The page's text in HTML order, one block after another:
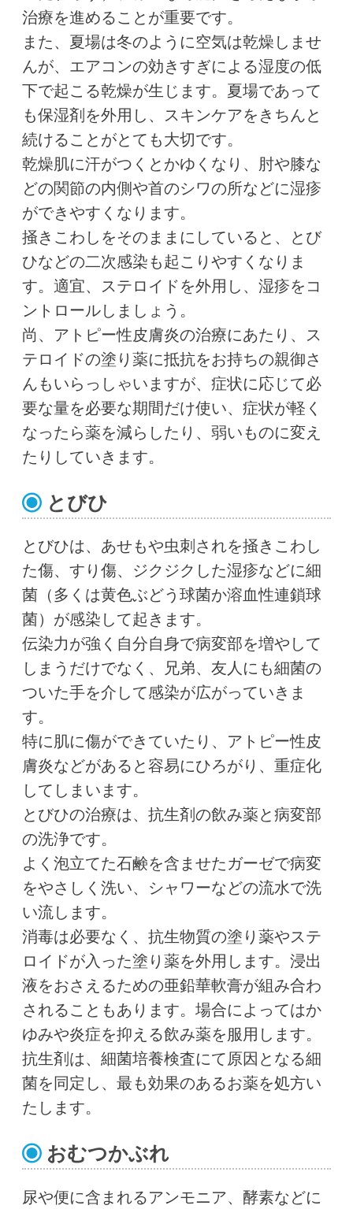
治療を進めることが重要です。
また、夏場は冬のように空気は乾燥しませ
んが、エアコンの効きすぎによる湿度の低
下で起こる乾燥が生じます。夏場であって
も保湿剤を外用し、スキンケアをきちんと
続けることがとても大切です。
乾燥肌に汗がつくとかゆくなり、肘や膝な
どの関節の内側や首のシワの所などに湿疹
ができやすくなります。
掻きこわしをそのままにしていると、とび
ひなどの二次感染も起こりやすくなりま
す。適宜、ステロイドを外用し、湿疹をコ
ントロールしましょう。
尚、アトピー性皮膚炎の治療にあたり、ス
テロイドの塗り薬に抵抗をお持ちの親御さ
んもいらっしゃいますが、症状に応じて必
要な量を必要な期間だけ使い、症状が軽く
なったら薬を減らしたり、弱いものに変え
たりしていきます。
とびひ
とびひは、あせもや虫刺されを掻きこわし
た傷、すり傷、ジクジクした湿疹などに細
菌（多くは黄色ぶどう球菌か溶血性連鎖球
菌）が感染して起きます。
伝染力が強く自分自身で病変部を増やして
しまうだけでなく、兄弟、友人にも細菌の
ついた手を介して感染が広がっていきま
す。
特に肌に傷ができていたり、アトピー性皮
膚炎などがあると容易にひろがり、重症化
してしまいます。
とびひの治療は、抗生剤の飲み薬と病変部
の洗浄です。
よく泡立てた石鹸を含ませたガーゼで病変
をやさしく洗い、シャワーなどの流水で洗
い流します。
消毒は必要なく、抗生物質の塗り薬やステ
ロイドが入った塗り薬を外用します。浸出
液をおさえるための亜鉛華軟膏が組み合わ
されることもあります。場合によってはか
ゆみや炎症を抑える飲み薬を服用します。
抗生剤は、細菌培養検査にて原因となる細
菌を同定し、最も効果のあるお薬を処方い
たします。
おむつかぶれ
尿や便に含まれるアンモニア、酵素などに